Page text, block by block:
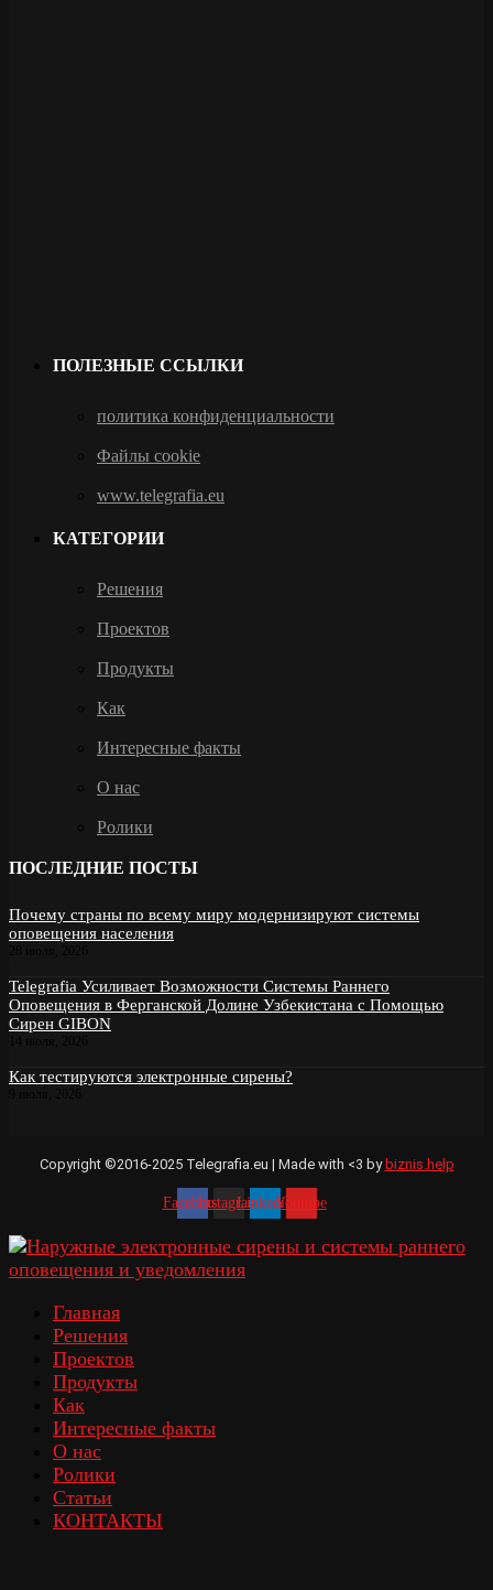
ПОЛЕЗНЫЕ ССЫЛКИ
политика конфиденциальности
Файлы cookie
www.telegrafia.eu
КАТЕГОРИИ
Решения
Проектов
Продукты
Как
Интересные факты
О нас
Ролики
ПОСЛЕДНИЕ ПОСТЫ
Почему страны по всему миру модернизируют системы
оповещения населения
Telegrafia Усиливает Возможности Системы Раннего
Оповещения в Ферганской Долине Узбекистана с Помощью
Сирен GIBON
Как тестируются электронные сирены?
Copyright ©2016-2025 Telegrafia.eu | Made with <3 bybiznis.help
FacebookInstagramLinkedinYoutube
Главная
Решения
Проектов
Продукты
Как
Интересные факты
О нас
Ролики
Статьи
КОНТАКТЫ